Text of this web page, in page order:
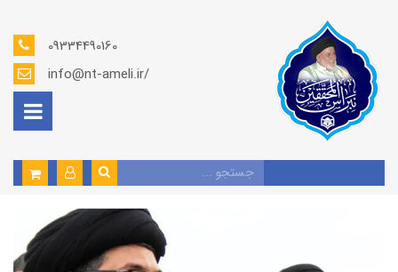
09334490160
info@nt-ameli.ir/